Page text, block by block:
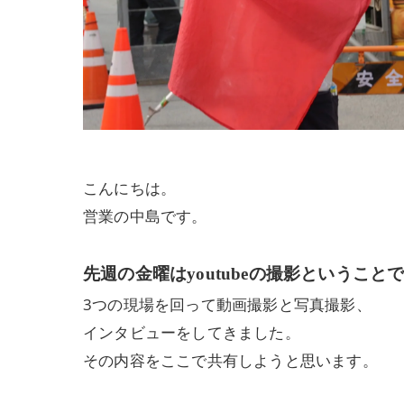
こんにちは。
営業の中島です。
先週の金曜はyoutubeの撮影ということ
3つの現場を回って動画撮影と写真撮影、
インタビューをしてきました。
その内容をここで共有しようと思います。